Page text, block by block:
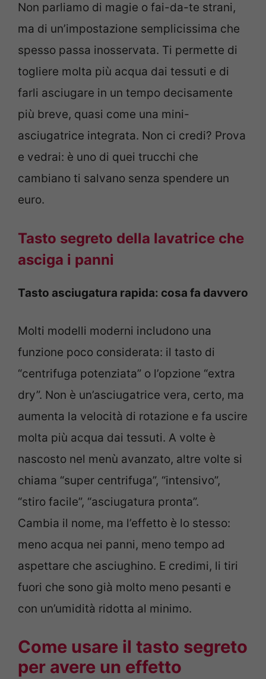
Non parliamo di magie o fai-da-te strani,
ma di un’impostazione semplicissima che
spesso passa inosservata. Ti permette di
togliere molta più acqua dai tessuti e di
farli asciugare in un tempo decisamente
più breve, quasi come una mini-
asciugatrice integrata. Non ci credi? Prova
e vedrai: è uno di quei trucchi che
cambiano ti salvano senza spendere un
euro.
Tasto segreto della lavatrice che
asciga i panni
Tasto asciugatura rapida: cosa fa davvero
Molti modelli moderni includono una
funzione poco considerata: il tasto di
“centrifuga potenziata” o l’opzione “extra
dry”. Non è un’asciugatrice vera, certo, ma
aumenta la velocità di rotazione e fa uscire
molta più acqua dai tessuti. A volte è
nascosto nel menù avanzato, altre volte si
chiama “super centrifuga”, “intensivo”,
“stiro facile”, “asciugatura pronta”.
Cambia il nome, ma l’effetto è lo stesso:
meno acqua nei panni, meno tempo ad
aspettare che asciughino. E credimi, li tiri
fuori che sono già molto meno pesanti e
con un’umidità ridotta al minimo.
Come usare il tasto segreto
per avere un effetto